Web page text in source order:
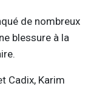
de nombreux
blessure à la
Cadix, Karim